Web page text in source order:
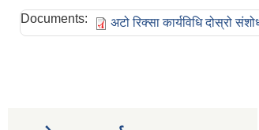
Documents: अटो रिक्सा कार्यविधि दोस्रो